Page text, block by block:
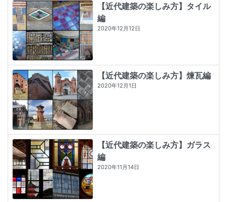
【近代建築の楽しみ方】タイル
編
2020年12月12日
【近代建築の楽しみ方】煉瓦編
2020年12月1日
【近代建築の楽しみ方】ガラス
編
2020年11月14日